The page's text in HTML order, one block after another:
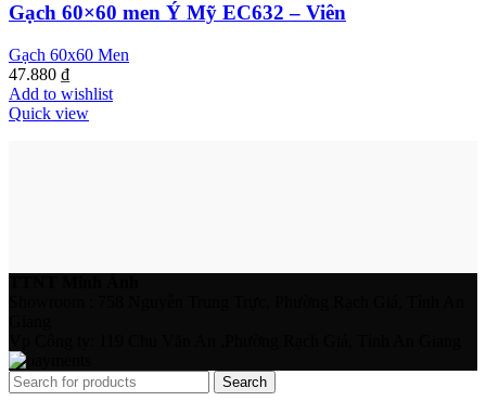
Gạch 60×60 men Ý Mỹ EC632 – Viên
Gạch 60x60 Men
47.880 ₫
Add to wishlist
Quick view
Search